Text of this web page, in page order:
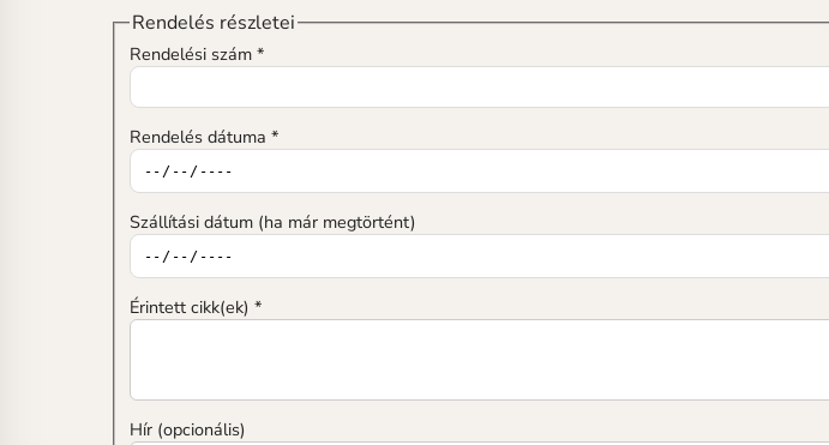
Rendelés részletei
Rendelési szám *
Rendelés dátuma *
Szállítási dátum (ha már megtörtént)
Érintett cikk(ek) *
Hír (opcionális)